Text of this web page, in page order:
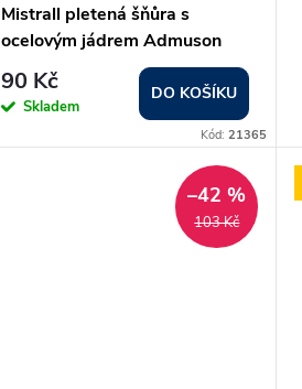
Mistrall pletená šňůra s
ocelovým jádrem Admuson
Steel Core průměr: 0,09 mm
90 Kč
Skladem
DO KOŠÍKU
Kód:21365
103 Kč
–42 %